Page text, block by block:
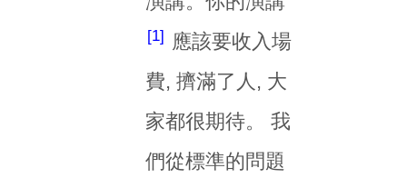
1
應該要收入場
費, 擠滿了人, 大
家都很期待。 我
們從標準的問題